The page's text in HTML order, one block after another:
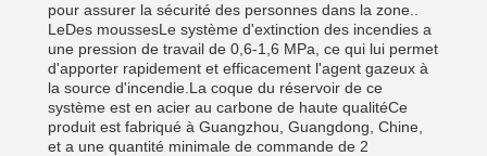
pour assurer la sécurité des personnes dans la zone..
LeDes moussesLe système d'extinction des incendies a
une pression de travail de 0,6-1,6 MPa, ce qui lui permet
d'apporter rapidement et efficacement l'agent gazeux à
la source d'incendie.La coque du réservoir de ce
système est en acier au carbone de haute qualitéCe
produit est fabriqué à Guangzhou, Guangdong, Chine,
et a une quantité minimale de commande de 2